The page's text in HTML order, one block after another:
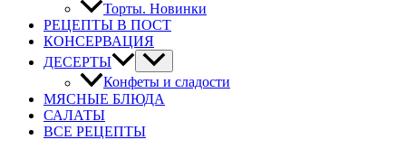
Торты. Новинки
РЕЦЕПТЫ В ПОСТ
КОНСЕРВАЦИЯ
ДЕСЕРТЫ
Конфеты и сладости
МЯСНЫЕ БЛЮДА
САЛАТЫ
ВСЕ РЕЦЕПТЫ